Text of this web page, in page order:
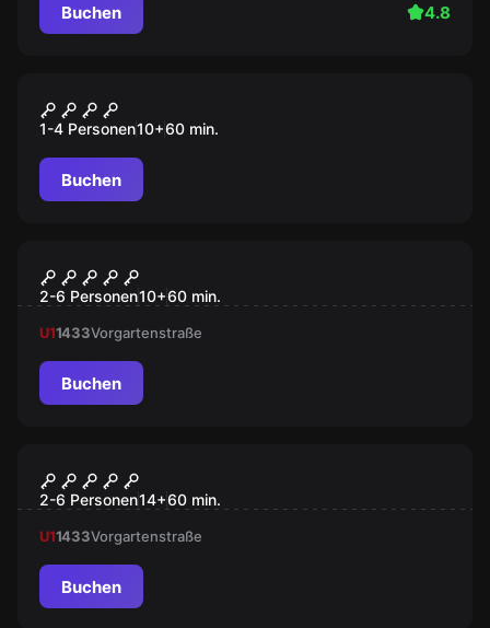
Buchen 4.8
Das Büro des Professors
1-4 Personen10+60 min.
Buchen
VR Quest "Survival"
2-6 Personen10+60 min.
U11433Vorgartenstraße
Buchen
VR Quest "Dream Hackers"
2-6 Personen14+60 min.
U11433Vorgartenstraße
Buchen